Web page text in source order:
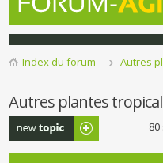
Index du forum Autres
Autres plantes
Publier un
nouveau sujet
80